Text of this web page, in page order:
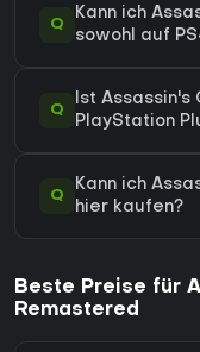
Q
Kann ich
sowohl auf
Q
Ist
PlayStation
Q
Kann ich
hier kaufen?
Beste Preise für
Remastered